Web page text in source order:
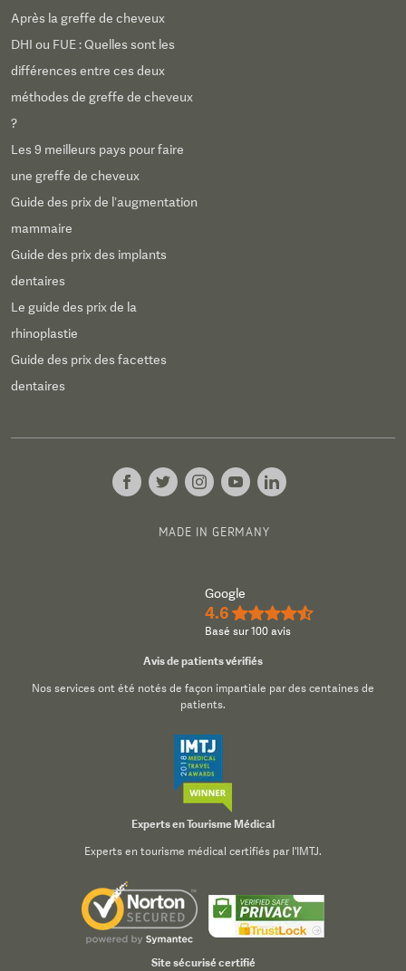
Après la greffe de cheveux
DHI ou FUE : Quelles sont les
différences entre ces deux
méthodes de greffe de cheveux
?
Les 9 meilleurs pays pour faire
une greffe de cheveux
Guide des prix de l’augmentation
mammaire
Guide des prix des implants
dentaires
Le guide des prix de la
rhinoplastie
Guide des prix des facettes
dentaires
MADE IN GERMANY
Google
4.6 ★★★★½
Basé sur 100 avis
Avis de patients vérifiés
Nos services ont été notés de façon impartiale par des centaines de
patients.
Experts en Tourisme Médical
Experts en tourisme médical certifiés par l'IMTJ.
Site sécurisé certifié